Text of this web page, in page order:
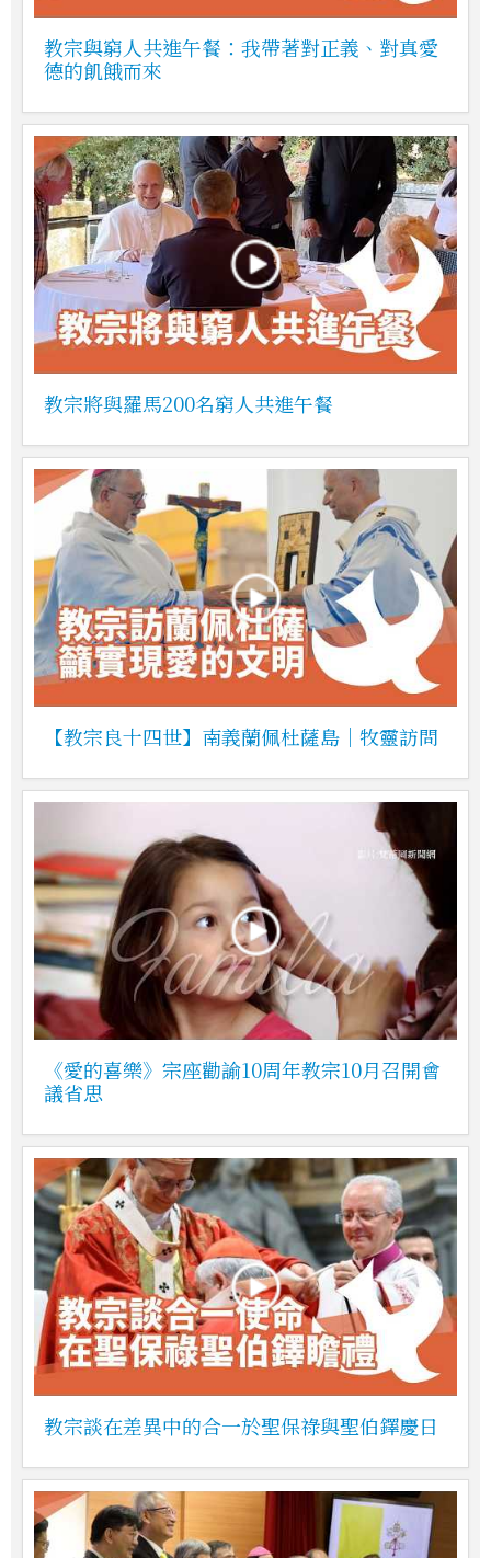
教宗與窮人共進午餐：我帶著對正義、對真愛
德的飢餓而來
教宗將與羅馬200名窮人共進午餐
【教宗良十四世】南義蘭佩杜薩島｜牧靈訪問
《愛的喜樂》宗座勸諭10周年教宗10月召開會
議省思
教宗談在差異中的合一於聖保祿與聖伯鐸慶日